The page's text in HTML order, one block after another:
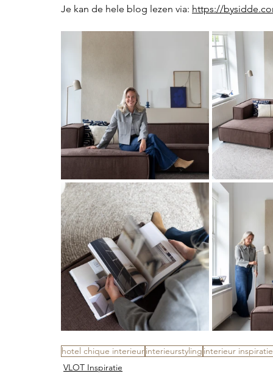
Je kan de hele blog lezen via: https://
hotel chique interieurinterieurstyling interieur inspiratie
VLOT Inspiratie